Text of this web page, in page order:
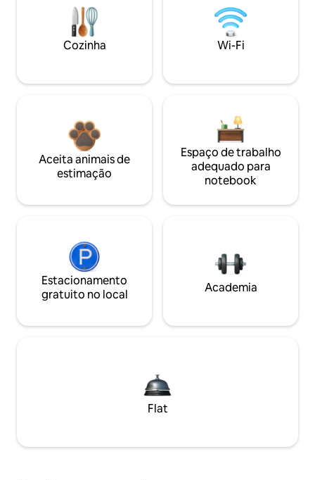
Cozinha Wi-Fi
Aceita animais de
estimação
Espaço de trabalho
adequado para
notebook
Estacionamento
gratuito no local
Academia
Flat